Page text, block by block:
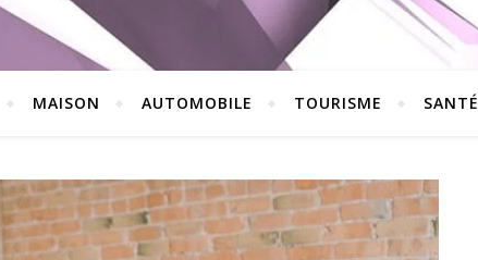
MAISON AUTOMOBILE TOURISME SANTÉ